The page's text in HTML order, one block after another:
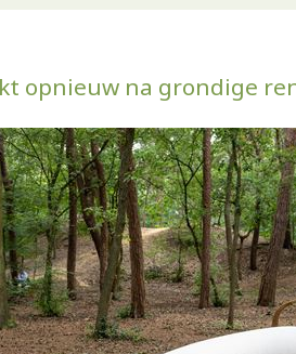
opnieuw na grondige